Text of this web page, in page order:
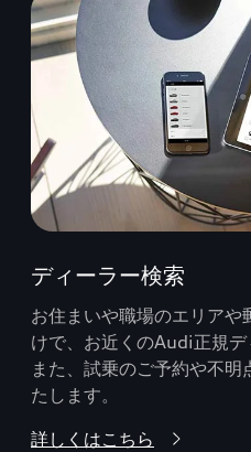
ディーラー検索
お住まいや職場のエリア
けで、お近くのAudi正規デ
また、試乗のご予約や不
たします。
詳しくはこちら